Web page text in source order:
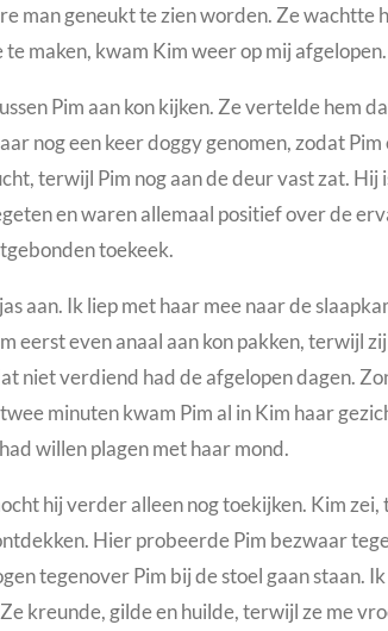
man geneukt te zien worden. Ze wachtte
maken, kwam Kim weer op mij afgelopen.
Pim aan kon kijken. Ze vertelde hem
nog een keer doggy genomen, zodat
terwijl Pim nog aan de deur vast zat. Hij
en waren allemaal positief over de
toekeek.
aan. Ik liep met haar mee naar de
eerst even anaal aan kon pakken, terwijl
niet verdiend had de afgelopen dagen.
minuten kwam Pim al in Kim haar
willen plagen met haar mond.
hij verder alleen nog toekijken. Kim zei,
Hier probeerde Pim bezwaar
tegenover Pim bij de stoel gaan staan.
kreunde, gilde en huilde, terwijl ze me